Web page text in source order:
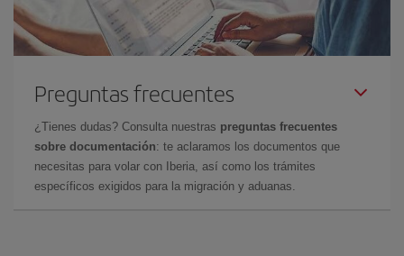
Preguntas frecuentes
¿Tienes dudas? Consulta nuestras preguntas frecuentes
sobre documentación: te aclaramos los documentos que
necesitas para volar con Iberia, así como los trámites
específicos exigidos para la migración y aduanas.